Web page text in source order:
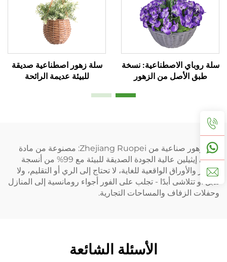
سلة روباي الاصطناعية: نسخة
طبق الأصل من الزهور
سلة زهور اصطناعية صديقة
للبيئة عديمة الرائحة
سلة زهور صناعية من Zhejiang Ruopei: مصنوعة من مادة
البولي إيثيلين عالية الجودة الصديقة للبيئة مع 99% من أنسجة
الزهور والأوراق الواقعية للغاية، لا تحتاج إلى الري أو التقليم، ولا
تذبل أو تتلاشى أبدًا - تجلب على الفور أجواء رومانسية إلى المنازل
وحفلات الزفاف والمساحات التجارية.
الأسئلة الشائعة